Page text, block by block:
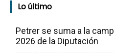
Lo último
Petrer se suma a la
2026 de la Diputación